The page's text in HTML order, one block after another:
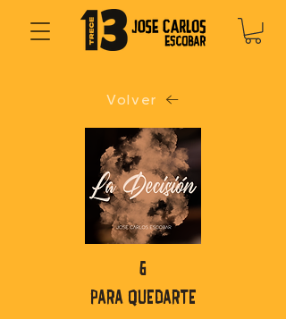
Volver
6
para quedarte